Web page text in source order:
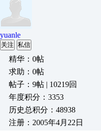
yuanle
关注 私信
精华：0帖
求助：0帖
帖子：9帖 | 10219回
年度积分：3353
历史总积分：48938
注册：2005年4月22日